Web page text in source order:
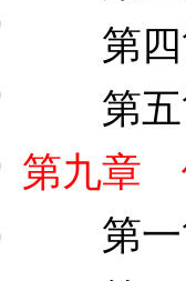
第四
第五
第九章
第一